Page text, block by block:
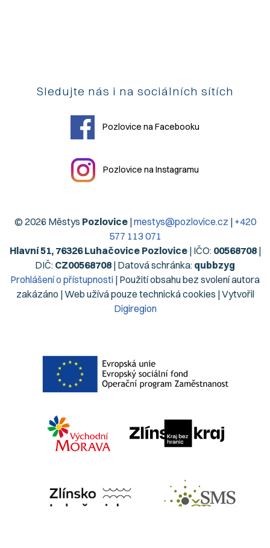
Sledujte nás i na sociálních sítích
Pozlovice na Facebooku
Pozlovice na Instagramu
© 2026 Městys Pozlovice|mestys@pozlovice.cz | +420
577 113 071
Hlavní 51, 76326 Luhačovice Pozlovice| IČO: 00568708|
DIČ: CZ00568708 | Datová schránka: qubbzyg
Prohlášení o přístupnosti | Použití obsahu bez svolení autora
zakázáno | Web užívá pouze technická cookies | Vytvořil
Digiregion